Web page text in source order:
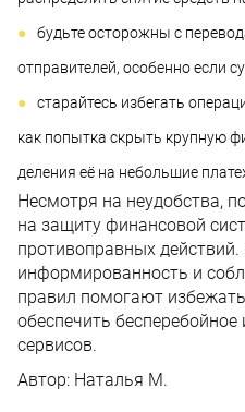
будьте осторожны с
отправителей, особенно если
старайтесь избегать
как попытка скрыть крупную
деления её на небольшие
Несмотря на неудобства,
на защиту финансовой
противоправных
информированность и
правил помогают
обеспечить
сервисов.
Автор: Наталья М.